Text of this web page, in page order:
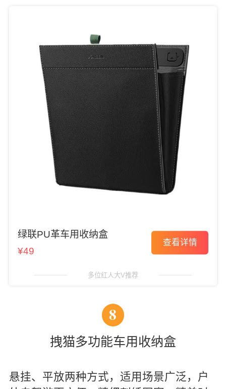
绿联PU革车用收纳盒
¥49
查看详情
多位红人大V推荐
8
拽猫多功能车用收纳盒
悬挂、平放两种方式，适用场景广泛，户